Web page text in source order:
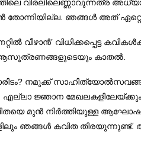
വിരലിലെണ്ണാവുന്നത്ര
തോന്നിയില്ല. ഞങ്ങൾ അത്
വീഴാൻ’
കാതൽ.
നമുക്ക്
എല്ലാ ജ്ഞാന
കവിതയെ മുൻ നിർത്തിയുള്ള
ഞങ്ങൾ കവിത